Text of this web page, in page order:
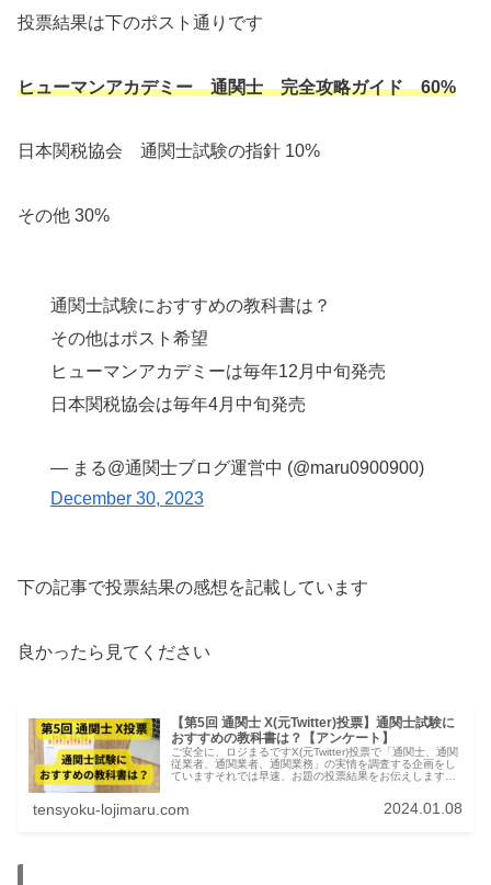
投票結果は下のポスト通りです
ヒューマンアカデミー 通関士 完全攻略ガイド 60%
日本関税協会 通関士試験の指針 10%
その他 30%
通関士試験におすすめの教科書は？
その他はポスト希望
ヒューマンアカデミーは毎年12月中旬発売
日本関税協会は毎年4月中旬発売
— まる@通関士ブログ運営中 (@maru0900900)
December 30, 2023
下の記事で投票結果の感想を記載しています
良かったら見てください
【第5回 通関士 X(元Twitter)投票】通関士試験に
おすすめの教科書は？【アンケート】
ご安全に、ロジまるですX(元Twitter)投票で「通関士、通関
従業者、通関業者、通関業務」の実情を調査する企画をし
ていますそれでは早速、お題の投票結果をお伝えします通
tensyoku-lojimaru.com 2024.01.08